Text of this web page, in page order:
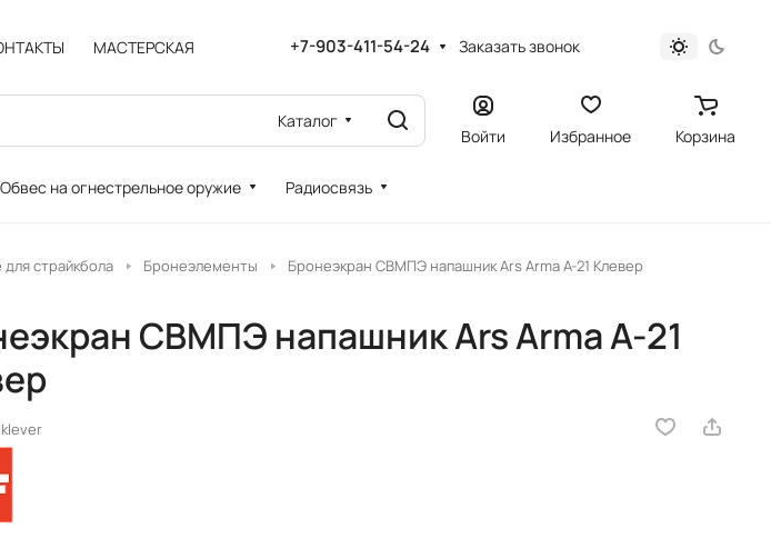
МАСТЕРСКАЯ +7-903-411-54-24 Заказать звонок
Каталог
Войти Избранное Корзина
Обвес на огнестрельное оружие Радиосвязь
страйкбола Бронеэлементы Бронеэкран СВМПЭ напашник Ars Arma A-21 Клевер
СВМПЭ напашник Ars Arma A-21